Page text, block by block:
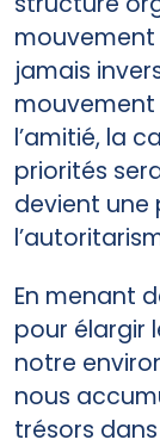
mouvement
jamais
mouvement
l’amitié, la
priorités
devient une
En menant
pour élargir
notre
nous
trésors